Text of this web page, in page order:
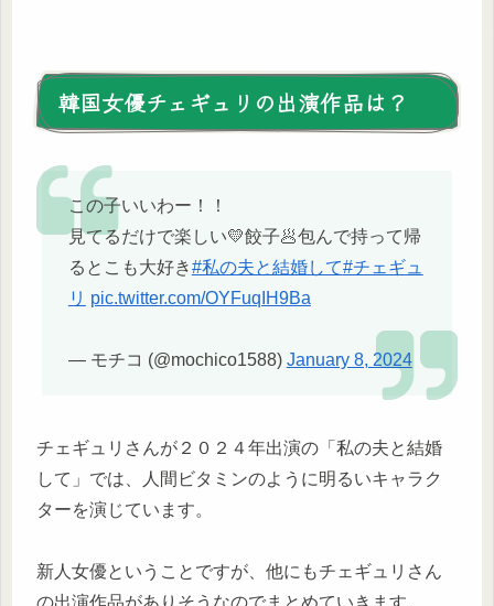
韓国女優チェギュリの出演作品は？
この子いいわー！！
見てるだけで楽しい💛餃子🥟包んで持って帰
るとこも大好き#私の夫と結婚して#チェギュ
リ pic.twitter.com/OYFuqIH9Ba
— モチコ (@mochico1588) January 8, 2024
チェギュリさんが２０２４年出演の「私の夫と結婚
して」では、人間ビタミンのように明るいキャラク
ターを演じています。
新人女優ということですが、他にもチェギュリさん